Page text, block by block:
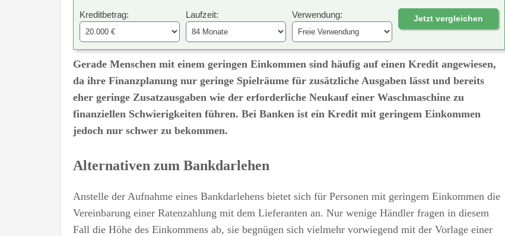
Kreditbetrag: Laufzeit: Verwendung: Jetzt vergleichen
Gerade Menschen mit einem geringen Einkommen sind häufig auf einen Kredit angewiesen,
da ihre Finanzplanung nur geringe Spielräume für zusätzliche Ausgaben lässt und bereits
eher geringe Zusatzausgaben wie der erforderliche Neukauf einer Waschmaschine zu
finanziellen Schwierigkeiten führen. Bei Banken ist ein Kredit mit geringem Einkommen
jedoch nur schwer zu bekommen.
Alternativen zum Bankdarlehen
Anstelle der Aufnahme eines Bankdarlehens bietet sich für Personen mit geringem Einkommen die
Vereinbarung einer Ratenzahlung mit dem Lieferanten an. Nur wenige Händler fragen in diesem
Fall die Höhe des Einkommens ab, sie begnügen sich vielmehr vorwiegend mit der Vorlage einer